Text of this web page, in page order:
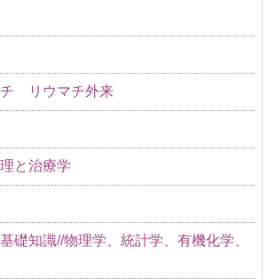
チ リウマチ外来
と治療学
礎知識//物理学、統計学、有機化学、